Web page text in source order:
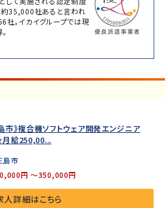
約35,000社あると言われ
社。イカイグループでは現
市》複合機ソフトウェア開発エンジニア
月給250,00...
島市
円 ～350,000円
人詳細はこちら